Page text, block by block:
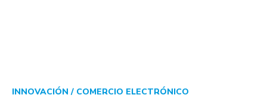
INNOVACIÓN / COMERCIO ELECTRÓNICO